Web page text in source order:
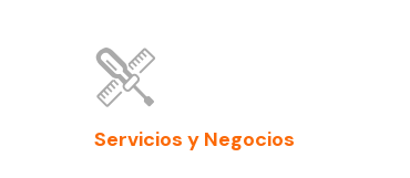
Servicios y Negocios